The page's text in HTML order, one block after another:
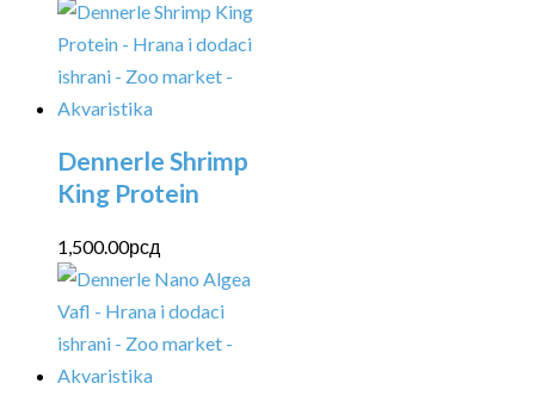
Dennerle Shrimp
King Protein
1,500.00рсд